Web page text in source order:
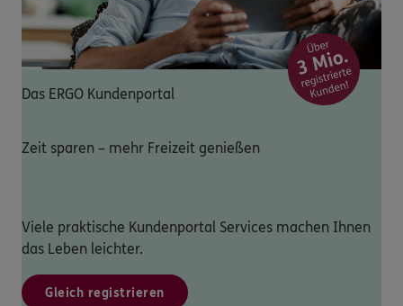
Das ERGO Kundenportal
Zeit sparen – mehr Freizeit genießen
Viele praktische Kundenportal Services machen Ihnen
das Leben leichter.
Gleich registrieren